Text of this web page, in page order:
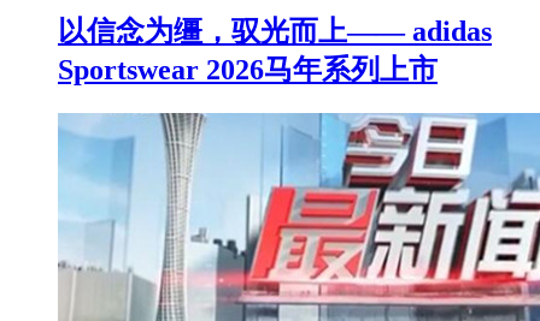
以信念为缰，驭光而上—— adidas
Sportswear 2026马年系列上市